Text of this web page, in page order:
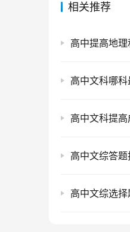
相关推荐
高中提高地
高中文科哪
高中文科提
高中文综答
高中文综选